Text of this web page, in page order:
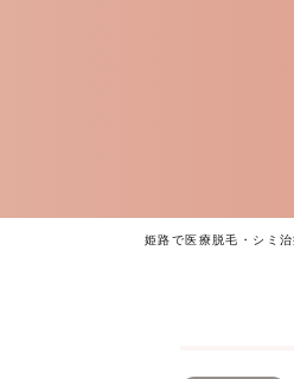
姫路で医療脱毛・シミ